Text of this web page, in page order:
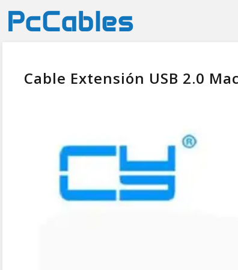
Cable Extensión USB 2.0